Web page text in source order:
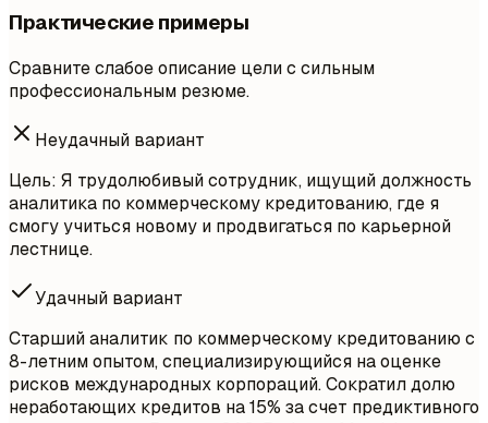
Практические примеры
Сравните слабое описание цели с сильным
профессиональным резюме.
Неудачный вариант
Цель: Я трудолюбивый сотрудник, ищущий должность
аналитика по коммерческому кредитованию, где я
смогу учиться новому и продвигаться по карьерной
лестнице.
Удачный вариант
Старший аналитик по коммерческому кредитованию с
8-летним опытом, специализирующийся на оценке
рисков международных корпораций. Сократил долю
неработающих кредитов на 15% за счет предиктивного